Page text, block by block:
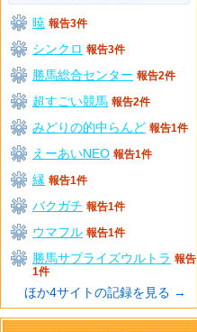
暁 報告3件
シンクロ 報告3件
勝馬総合センター 報告2件
超すごい競馬 報告2件
みどりの的中らんど 報告1件
えーあいNEO 報告1件
縁 報告1件
バクガチ 報告1件
ウマフル 報告1件
勝馬サプライズウルトラ 報告
1件
ほか4サイトの記録を見る →